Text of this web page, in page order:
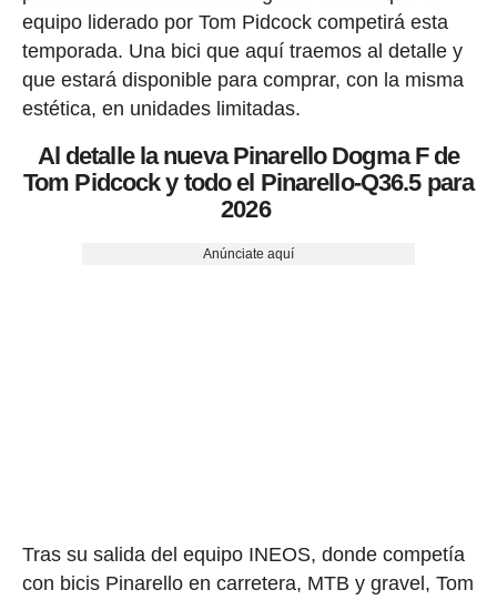
equipo liderado por Tom Pidcock competirá esta
temporada. Una bici que aquí traemos al detalle y
que estará disponible para comprar, con la misma
estética, en unidades limitadas.
Al detalle la nueva Pinarello Dogma F de
Tom Pidcock y todo el Pinarello-Q36.5 para
2026
Anúnciate aquí
Tras su salida del equipo INEOS, donde competía
con bicis Pinarello en carretera, MTB y gravel, Tom